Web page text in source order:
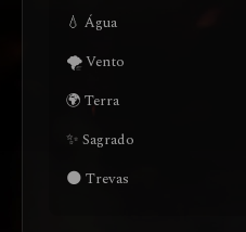
💧 Água
🌪️ Vento
🌍 Terra
✨ Sagrado
🌑 Trevas